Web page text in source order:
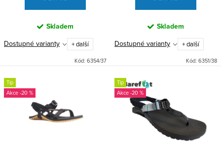
Skladem
Dostupné varianty + další
Kód: 6354/37
Skladem
Dostupné varianty + další
Kód: 6351/38
Tip
-20 %
Tip
-20 %